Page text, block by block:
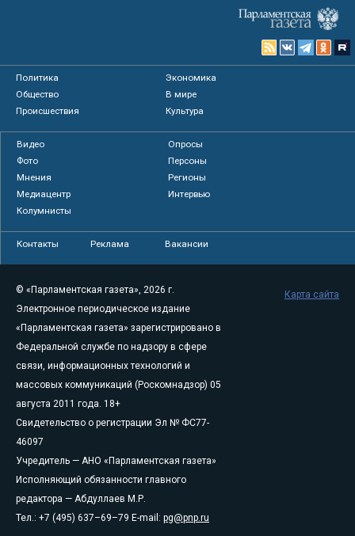
Политика
Экономика
Общество
В мире
Происшествия
Культура
Видео
Опросы
Фото
Персоны
Мнения
Регионы
Медиацентр
Интервью
Колумнисты
Контакты Реклама Вакансии
© «Парламентская газета», 2026 г.
Электронное периодическое издание
«Парламентская газета» зарегистрировано в
Федеральной службе по надзору в сфере
связи, информационных технологий и
массовых коммуникаций (Роскомнадзор) 05
августа 2011 года. 18+
Свидетельство о регистрации Эл № ФС77-
46097
Учредитель — АНО «Парламентская газета»
Исполняющий обязанности главного
редактора — Абдуллаев М.Р.
Тел.: +7 (495) 637–69–79 E-mail: pg@pnp.ru
Карта сайта